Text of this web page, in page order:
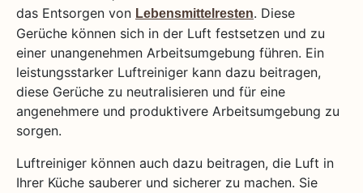
das Entsorgen von Lebensmittelresten. Diese
Gerüche können sich in der Luft festsetzen und zu
einer unangenehmen Arbeitsumgebung führen. Ein
leistungsstarker Luftreiniger kann dazu beitragen,
diese Gerüche zu neutralisieren und für eine
angenehmere und produktivere Arbeitsumgebung zu
sorgen.
Luftreiniger können auch dazu beitragen, die Luft in
Ihrer Küche sauberer und sicherer zu machen. Sie